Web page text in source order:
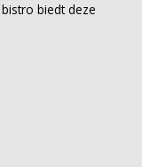
biedt deze